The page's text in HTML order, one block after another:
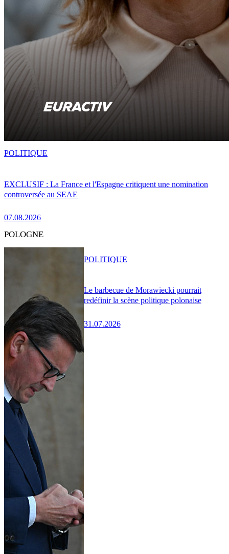
EXCLUSIF : La France et l'Espagne critiquent une nomination
controversée au SEAE
07.08.2026
POLITIQUE
POLOGNE
Le barbecue de Morawiecki pourrait
redéfinir la scène politique polonaise
31.07.2026
POLITIQUE